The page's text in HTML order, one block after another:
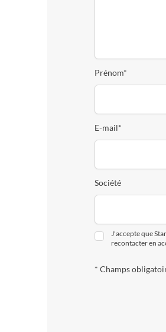
Prénom*
E-mail*
Société
J'accepte que
recontacter en
* Champs